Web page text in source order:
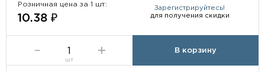
Розничная цена за 1 шт:
10.38 ₽
Зарегистрируйтесь!
для получения скидки
шт
В корзину